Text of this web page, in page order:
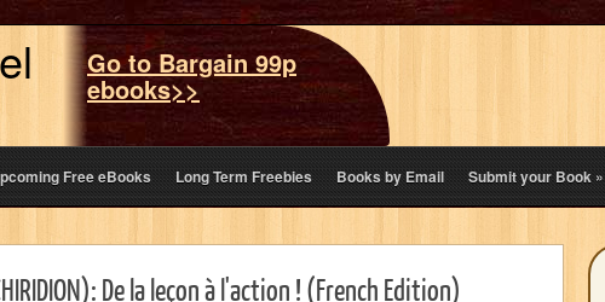
Go to Bargain 99p
ebooks>>
Free eBooks Long Term Freebies Books by Email Submit your Book»
De la leçon à l'action ! (French Edition)